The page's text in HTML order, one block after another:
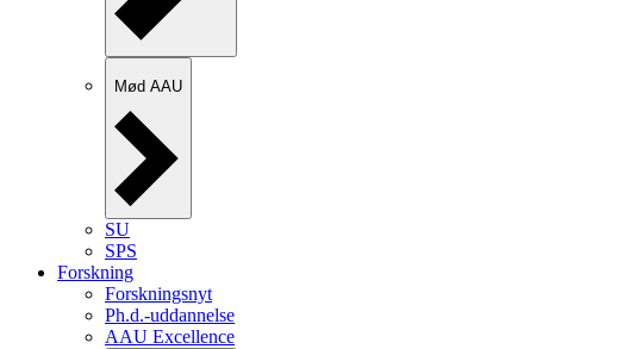
Mød AAU
SU
SPS
Forskning
Forskningsnyt
Ph.d.-uddannelse
AAU Excellence